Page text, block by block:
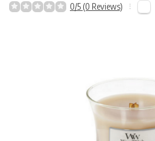
0/5 (0 Reviews)